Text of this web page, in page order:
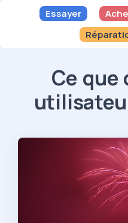
Essayer
Ce que